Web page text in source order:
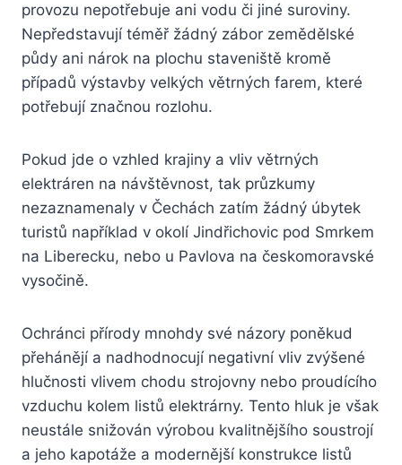
provozu nepotřebuje ani vodu či jiné suroviny.
Nepředstavují téměř žádný zábor zemědělské
půdy ani nárok na plochu staveniště kromě
případů výstavby velkých větrných farem, které
potřebují značnou rozlohu.
Pokud jde o vzhled krajiny a vliv větrných
elektráren na návštěvnost, tak průzkumy
nezaznamenaly v Čechách zatím žádný úbytek
turistů například v okolí Jindřichovic pod Smrkem
na Liberecku, nebo u Pavlova na českomoravské
vysočině.
Ochránci přírody mnohdy své názory poněkud
přehánějí a nadhodnocují negativní vliv zvýšené
hlučnosti vlivem chodu strojovny nebo proudícího
vzduchu kolem listů elektrárny. Tento hluk je však
neustále snižován výrobou kvalitnějšího soustrojí
a jeho kapotáže a modernější konstrukce listů